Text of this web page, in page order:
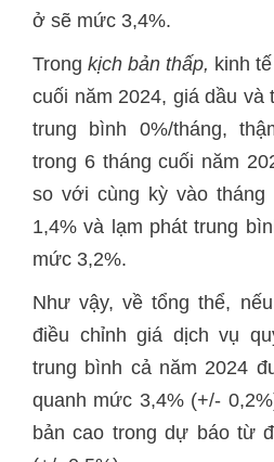
ở sẽ mức 3,4%.
Trong kịch bản thấp, kinh
cuối năm 2024, giá dầu và
trung bình 0%/tháng,
trong 6 tháng cuối năm
so với cùng kỳ vào
1,4% và lạm phát trung
mức 3,2%.
Như vậy, về tổng thể,
điều chỉnh giá dịch vụ
trung bình cả năm 2024
quanh mức 3,4% (+/-
bản cao trong dự báo từ